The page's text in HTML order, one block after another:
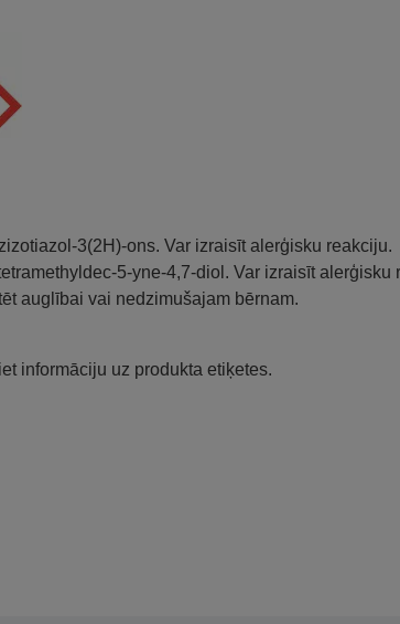
3(2H)-ons. Var izraisīt alerģisku reakciju.
5-yne-4,7-diol. Var izraisīt alerģisku
auglībai vai nedzimušajam bērnam.
informāciju uz produkta etiķetes.